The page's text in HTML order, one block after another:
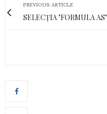
PREVIOUS ARTICLE
SELECȚIA "FORMULA AS"